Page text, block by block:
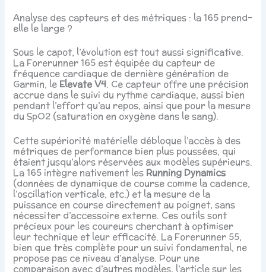
Analyse des capteurs et des métriques : la 165 prend-
elle le large ?
Sous le capot, l’évolution est tout aussi significative.
La Forerunner 165 est équipée du capteur de
fréquence cardiaque de dernière génération de
Garmin, le Elevate V4. Ce capteur offre une précision
accrue dans le suivi du rythme cardiaque, aussi bien
pendant l’effort qu’au repos, ainsi que pour la mesure
du SpO2 (saturation en oxygène dans le sang).
Cette supériorité matérielle débloque l’accès à des
métriques de performance bien plus poussées, qui
étaient jusqu’alors réservées aux modèles supérieurs.
La 165 intègre nativement les Running Dynamics
(données de dynamique de course comme la cadence,
l’oscillation verticale, etc.) et la mesure de la
puissance en course directement au poignet, sans
nécessiter d’accessoire externe. Ces outils sont
précieux pour les coureurs cherchant à optimiser
leur technique et leur efficacité. La Forerunner 55,
bien que très complète pour un suivi fondamental, ne
propose pas ce niveau d’analyse. Pour une
comparaison avec d’autres modèles, l’article sur les